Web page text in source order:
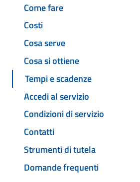
Come fare
Costi
Cosa serve
Cosa si ottiene
Tempi e scadenze
Accedi al servizio
Condizioni di servizio
Contatti
Strumenti di tutela
Domande frequenti